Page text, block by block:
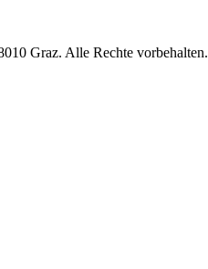
Graz. Alle Rechte vorbehalten.